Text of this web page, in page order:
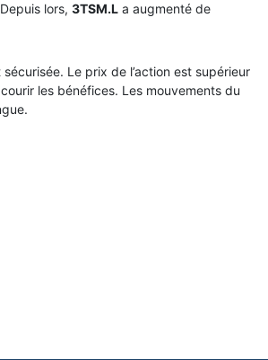
lors, 3TSM.L a augmenté de
sécurisée. Le prix de l’action est supérieur
les bénéfices. Les mouvements du